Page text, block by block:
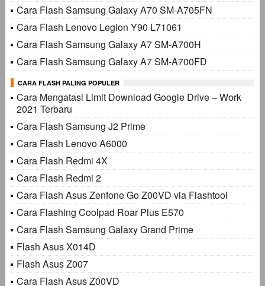
Cara Flash Samsung Galaxy A70 SM-A705FN
Cara Flash Lenovo Legion Y90 L71061
Cara Flash Samsung Galaxy A7 SM-A700H
Cara Flash Samsung Galaxy A7 SM-A700FD
CARA FLASH PALING POPULER
Cara Mengatasi Limit Download Google Drive – Work
2021 Terbaru
Cara Flash Samsung J2 Prime
Cara Flash Lenovo A6000
Cara Flash Redmi 4X
Cara Flash Redmi 2
Cara Flash Asus Zenfone Go Z00VD via Flashtool
Cara Flashing Coolpad Roar Plus E570
Cara Flash Samsung Galaxy Grand Prime
Flash Asus X014D
Flash Asus Z007
Cara Flash Asus Z00VD